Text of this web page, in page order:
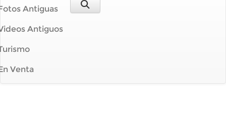
Antiguas
Antiguos
Venta